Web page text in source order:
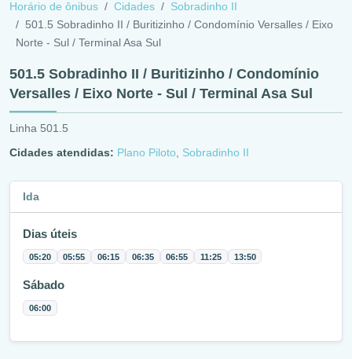
Horário de ônibus Cidades
Sobradinho II
501.5 Sobradinho II / Buritizinho / Condomínio Versalles / Eixo
Norte - Sul / Terminal Asa Sul
501.5 Sobradinho II / Buritizinho / Condomínio
Versalles / Eixo Norte - Sul / Terminal Asa Sul
Linha 501.5
Cidades atendidas: Plano Piloto Sobradinho II
Ida
Dias úteis
05:20 05:55 06:15 06:35 06:55 11:25 13:50
Sábado
06:00